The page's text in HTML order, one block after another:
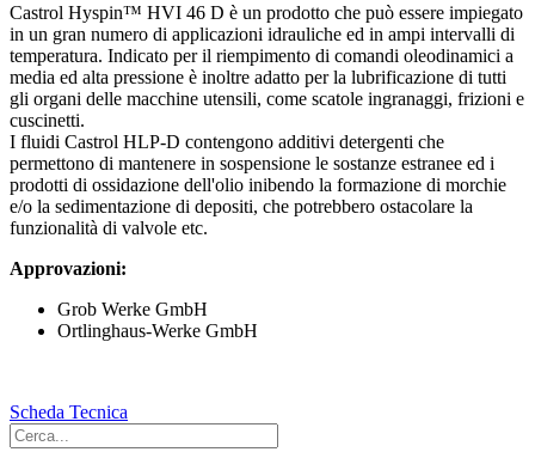
Castrol Hyspin™ HVI 46 D è un prodotto che può essere impiegato
in un gran numero di applicazioni idrauliche ed in ampi intervalli di
temperatura. Indicato per il riempimento di comandi oleodinamici a
media ed alta pressione è inoltre adatto per la lubrificazione di tutti
gli organi delle macchine utensili, come scatole ingranaggi, frizioni e
cuscinetti.
I fluidi Castrol HLP-D contengono additivi detergenti che
permettono di mantenere in sospensione le sostanze estranee ed i
prodotti di ossidazione dell'olio inibendo la formazione di morchie
e/o la sedimentazione di depositi, che potrebbero ostacolare la
funzionalità di valvole etc.
Approvazioni:
Grob Werke GmbH
Ortlinghaus-Werke GmbH
Scheda Tecnica